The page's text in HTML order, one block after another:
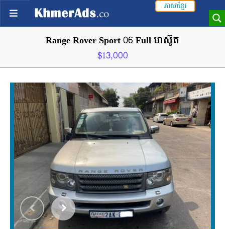
ភាសាខ្មែរ
Range Rover Sport 06 Full មាស៊ូត
$13,000